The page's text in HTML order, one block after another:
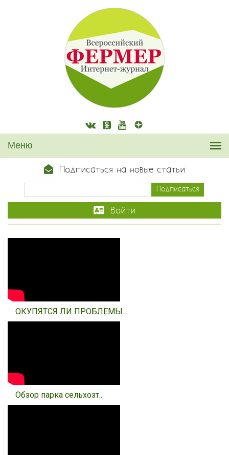
Подписаться на новые статьи
Войти
ОКУПЯТСЯ ЛИ ПРОБЛЕМЫ...
Обзор парка сельхозт...